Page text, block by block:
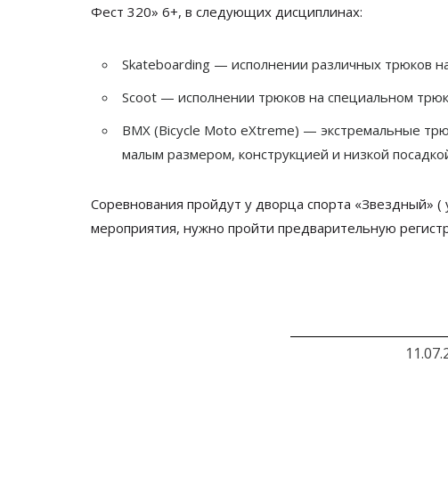
Фест 320» 6+, в следующих дисциплинах:
Skateboarding — исполнении различных трюков
Scoot — исполнении трюков на специальном
BMX (Bicycle Moto eXtreme) — экстремальные
малым размером, конструкцией и низкой
Соревнования пройдут у дворца спорта «Звездный»
мероприятия, нужно пройти предварительную